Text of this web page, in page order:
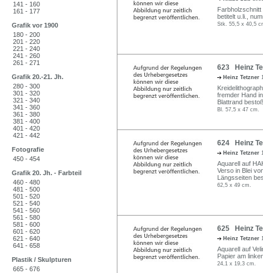
141 - 160
161 - 177
Grafik vor 1900
180 - 200
201 - 220
221 - 240
241 - 260
261 - 271
Grafik 20.-21. Jh.
280 - 300
301 - 320
321 - 340
341 - 360
361 - 380
381 - 400
401 - 420
421 - 442
Fotografie
450 - 454
Grafik 20. Jh. - Farbteil
460 - 480
481 - 500
501 - 520
521 - 540
541 - 560
561 - 580
581 - 600
601 - 620
621 - 640
641 - 658
Plastik / Skulpturen
665 - 676
Farbholzschnitt
betitelt u.li.,
Stk. 55,5 x 40,5
623 Heinz
Heinz Tetzner
fremder Hand
Blattrand
Bl. 57,5 x 47 cm.
624 Heinz
Heinz Tetzner
Aquarell auf
Verso in Blei
Längsseiten
62,5 x 49 cm.
625 Heinz
Heinz Tetzner
Aquarell auf
Papier am
24,1 x 19,3 cm.